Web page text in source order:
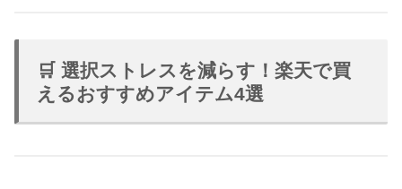
🛒 選択ストレスを減らす！楽天で買
えるおすすめアイテム4選